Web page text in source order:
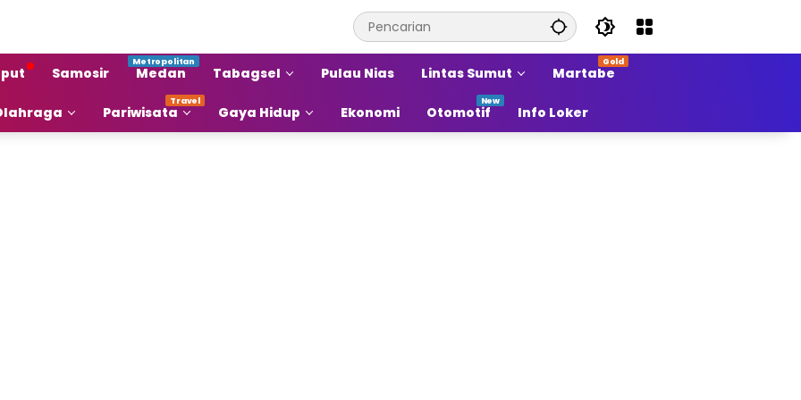
Samosir Medan Tabagsel Pulau Nias Lintas Sumut Martabe
Pariwisata Gaya Hidup Ekonomi Otomotif Info Loker